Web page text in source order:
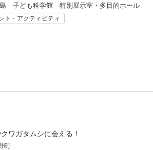
子ども科学館 特別展示室・多目的ホール
ト・アクティビティ
ワガタムシに会える！
町